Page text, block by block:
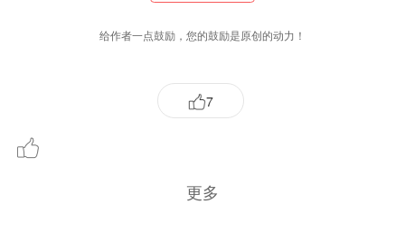
给作者一点鼓励，您的鼓励是原创的动力！
7
更多